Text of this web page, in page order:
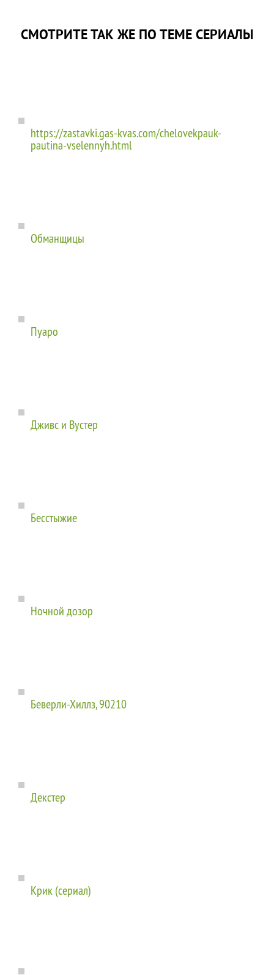
СМОТРИТЕ ТАК ЖЕ ПО ТЕМЕ СЕРИАЛЫ
https://zastavki.gas-kvas.com/chelovekpauk-
pautina-vselennyh.html
Обманщицы
Пуаро
Дживс и Вустер
Бесстыжие
Ночной дозор
Беверли-Хиллз, 90210
Декстер
Крик (сериал)